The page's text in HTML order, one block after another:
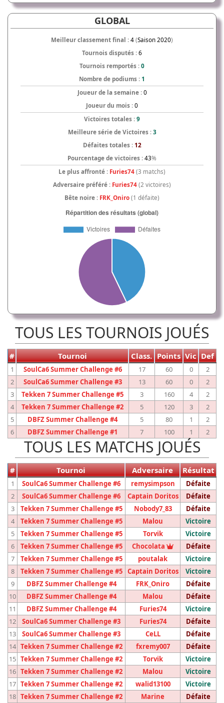
GLOBAL
Meilleur classement final : 4 (Saison 2020)
Tournois disputés : 6
Tournois remportés : 0
Nombre de podiums : 1
Joueur de la semaine: 0
Joueur du mois : 0
Victoires totales : 9
Meilleure série de Victoires: 3
Défaites totales: 12
Pourcentage de victoires : 43%
Le plus affronté : Furies74 (3 matchs)
Adversaire préféré : Furies74 (2 victoires)
Bête noire : FRK_Oniro (1 défaite)
TOUS LES TOURNOIS JOUÉS
# Tournoi Class. Points Vic Def
1 SoulCa6 Summer Challenge #6 17 60 0
2
2
SoulCa6 Summer Challenge #3 13 60 0
2
3
Tekken 7 Summer Challenge #5 3 160 4
2
4
Tekken 7 Summer Challenge #2 5 120 3
2
5
DBFZ Summer Challenge #4 5 80 1
2
6
DBFZ Summer Challenge #1 7 100 1 2
TOUS LES MATCHS JOUÉS
# Tournoi Adversaire Résultat
1 SoulCa6 Summer Challenge #6 remysimpson
Défaite
2
SoulCa6 Summer Challenge #6 Captain Doritos
Défaite
3
Tekken 7 Summer Challenge #5 Nobody7_83
Défaite
4
Tekken 7 Summer Challenge #5 Malou
Victoire
5
Tekken 7 Summer Challenge #5 Torvik
Victoire
6
Tekken 7 Summer Challenge #5 Chocolata Vainqueur du
Défaite
7
Tekken 7 Summer Challenge #5 poutalak
Victoire
8
Tekken 7 Summer Challenge #5 Captain Doritos
Victoire
9
DBFZ Summer Challenge #4 FRK_Oniro
Défaite
10
DBFZ Summer Challenge #4 Malou
Défaite
11
DBFZ Summer Challenge #4 Furies74
Victoire
12
SoulCa6 Summer Challenge #3 Furies74
Défaite
13
SoulCa6 Summer Challenge #3 CeLL
Défaite
14 Tekken 7 Summer Challenge #2 fxremy007
Défaite
15 Tekken 7 Summer Challenge #2 Torvik
Victoire
16 Tekken 7 Summer Challenge #2 Malou
Victoire
17 Tekken 7 Summer Challenge #2 walid13100
Victoire
18 Tekken 7 Summer Challenge #2 Marine
Défaite